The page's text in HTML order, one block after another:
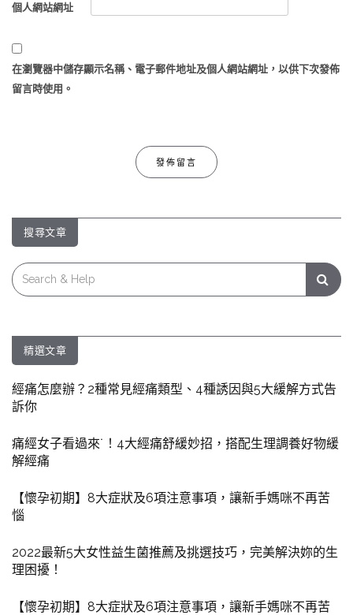
個人網站網址
在瀏覽器中儲存顯示名稱、電子郵件地址及個人網站網址，以供下次發佈
留言時使用。
搜尋文章
Search
for:
精選文章
經痛怎麼辦？2種常見經痛類型、4種誘因與5大緩解方式告
訴你
痛經女子看過來˙！4大經痛舒緩妙招，搭配生理調養好物緩
解經痛
【懷孕初期】8大症狀及6項注意事項，讓新手媽咪不再苦
惱
2022最新5大女性益生菌推薦及挑選技巧，完美解決妳的生
理困擾！
【懷孕初期】8大症狀及6項注意事項，讓新手媽咪不再苦